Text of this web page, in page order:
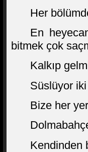
Her
En
bitmek çok
Kalkıp
Süslüyor
Bize her
Kendinden